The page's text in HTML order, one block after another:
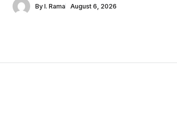
By I. Rama August 6, 2026